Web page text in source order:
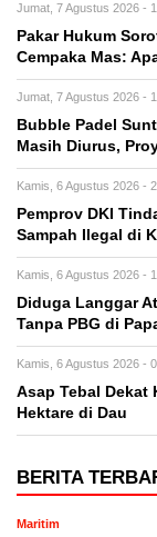
Jumat, 7 Agustus 2026 -
Pakar Hukum
Cempaka Mas:
Jumat, 7 Agustus 2026 -
Bubble Padel
Masih Diurus,
Kamis, 6 Agustus 2026 -
Pemprov DKI
Sampah Ilegal di
Kamis, 6 Agustus 2026 -
Diduga Langgar
Tanpa PBG di
Kamis, 6 Agustus 2026 -
Asap Tebal Dekat
Hektare di Dau
BERITA
Maritim